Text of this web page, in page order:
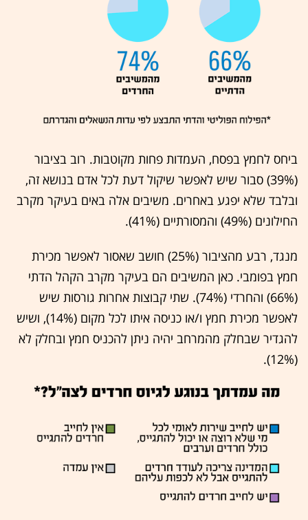
ביחס לחמץ בפסח, העמדות פחות מקוטבות. רוב בציבור
(39%) סבור שיש לאפשר שיקול דעת לכל אדם בנושא זה,
ובלבד שלא יפגע באחרים. משיבים אלה באים בעיקר מקרב
החילונים (49%) והמסורתיים (41%).
מנגד, רבע מהציבור (25%) חושב שאסור לאפשר מכירת
חמץ בפומבי. כאן המשיבים הם בעיקר מקרב הקהל הדתי
(66%) והחרדי (74%). שתי קבוצות אחרות גורסות שיש
לאפשר מכירת חמץ ו/או כניסה איתו לכל מקום (14%), ושיש
להגדיר שבחלק מהמרחב יהיה ניתן להכניס חמץ ובחלק לא
(12%).